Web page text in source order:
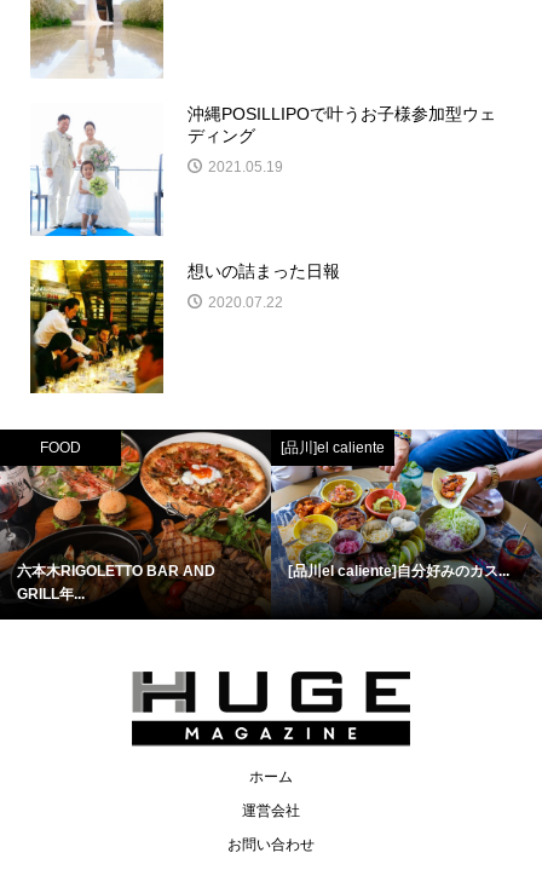
沖縄POSILLIPOで叶うお子様参加型ウェ
ディング
2021.05.19
想いの詰まった日報
2020.07.22
FOOD
六本木RIGOLETTO BAR AND
GRILL年...
[品川]el caliente
[品川el caliente]自分好みのカス...
ホーム
運営会社
お問い合わせ